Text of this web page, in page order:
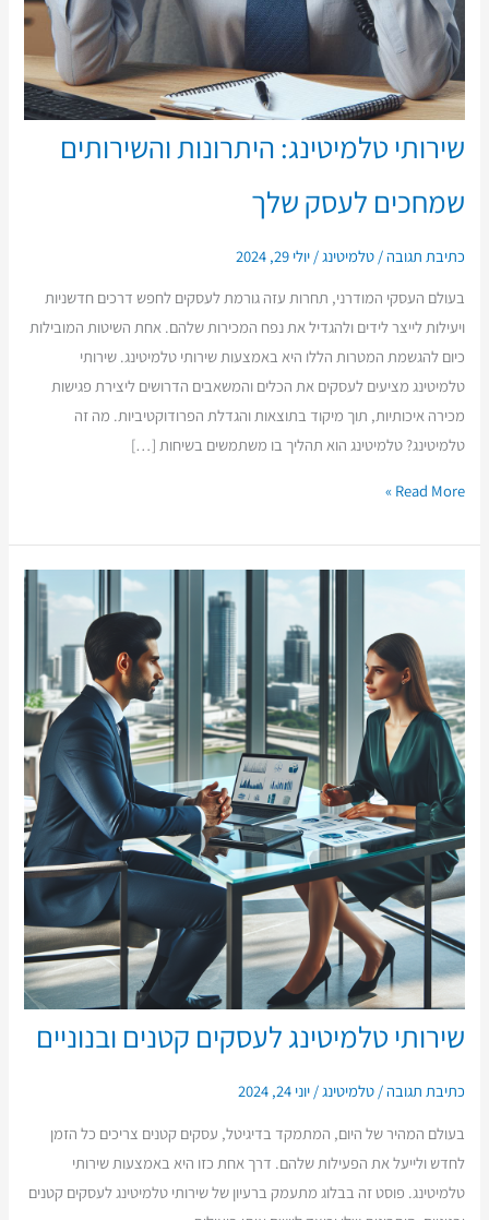
שירותי טלמיטינג: היתרונות והשירותים
שמחכים לעסק שלך
כתיבת תגובה/טלמיטינג /יולי 29, 2024
בעולם העסקי המודרני, תחרות עזה גורמת לעסקים לחפש דרכים חדשניות
ויעילות לייצר לידים ולהגדיל את נפח המכירות שלהם. אחת השיטות המובילות
כיום להגשמת המטרות הללו היא באמצעות שירותי טלמיטינג. שירותי
טלמיטינג מציעים לעסקים את הכלים והמשאבים הדרושים ליצירת פגישות
מכירה איכותיות, תוך מיקוד בתוצאות והגדלת הפרודוקטיביות. מה זה
טלמיטינג? טלמיטינג הוא תהליך בו משתמשים בשיחות […]
Read More »
שירותי טלמיטינג לעסקים קטנים ובנוניים
כתיבת תגובה/טלמיטינג/יוני 24, 2024
בעולם המהיר של היום, המתמקד בדיגיטל, עסקים קטנים צריכים כל הזמן
לחדש ולייעל את הפעילות שלהם. דרך אחת כזו היא באמצעות שירותי
טלמיטינג. פוסט זה בבלוג מתעמק ברעיון של שירותי טלמיטינג לעסקים קטנים